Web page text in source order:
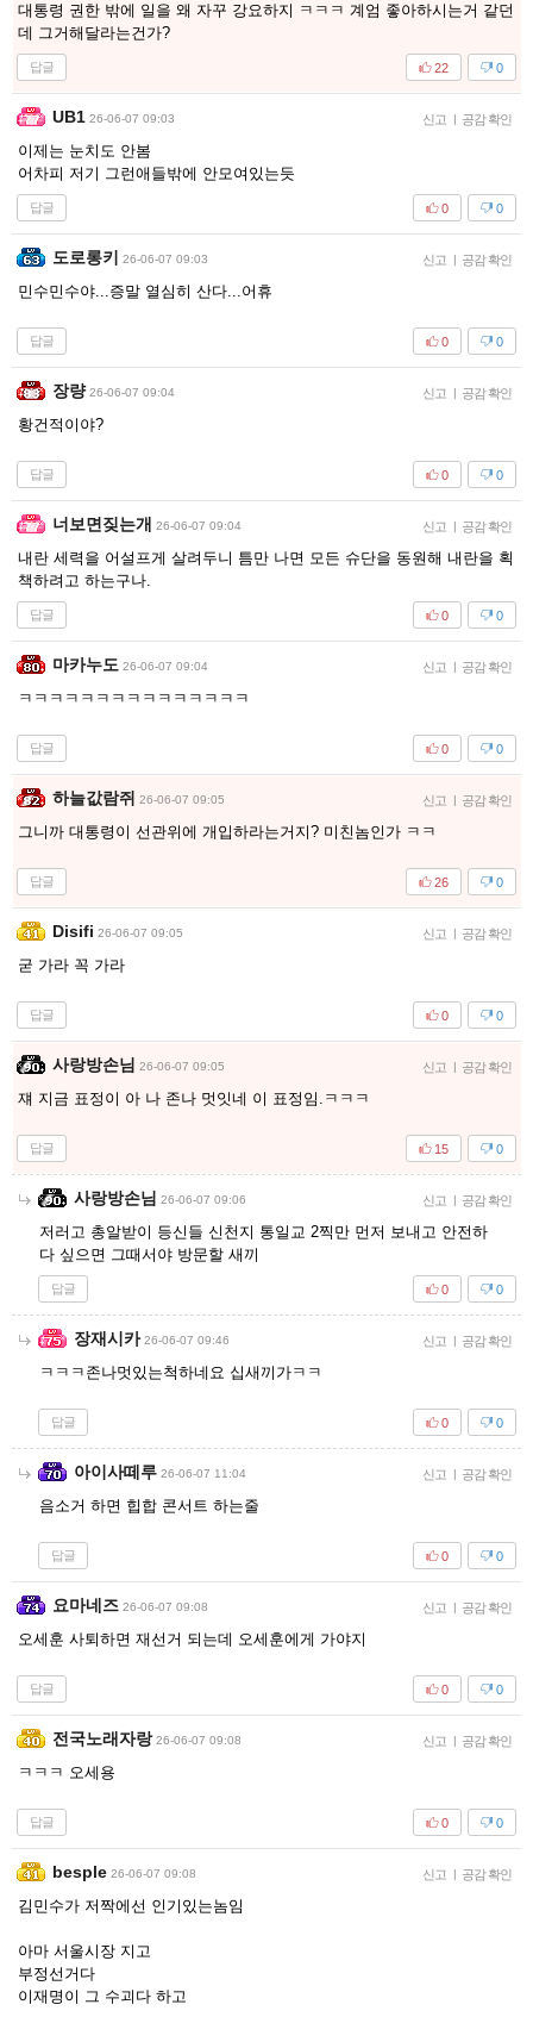
대통령 권한 밖에 일을 왜 자꾸 강요하지 ㅋㅋㅋ 계엄 좋아하시는거 같던
데 그거해달라는건가?
답글 0
22
UB1 26-06-07 09:03 신고 | 공감 확인
이제는 눈치도 안봄
어차피 저기 그런애들밖에 안모여있는듯
답글 0
0
도로롱키 26-06-07 09:03 신고 | 공감 확인
민수민수야...증말 열심히 산다...어휴
답글 0
0
장량 26-06-07 09:04 신고 | 공감 확인
황건적이야?
답글 0
0
너보면짖는개 26-06-07 09:04 신고 | 공감 확인
내란 세력을 어설프게 살려두니 틈만 나면 모든 슈단을 동원해 내란을 획
책하려고 하는구나.
답글 0
0
마카누도 26-06-07 09:04 신고 | 공감 확인
ㅋㅋㅋㅋㅋㅋㅋㅋㅋㅋㅋㅋㅋㅋㅋ
답글 0
0
하늘값람쥐 26-06-07 09:05 신고 | 공감 확인
그니까 대통령이 선관위에 개입하라는거지? 미친놈인가 ㅋㅋ
답글 0
26
Disifi 26-06-07 09:05 신고 | 공감 확인
굳 가라 꼭 가라
답글 0
0
사랑방손님 26-06-07 09:05 신고 | 공감 확인
쟤 지금 표정이 아 나 존나 멋잇네 이 표정임.ㅋㅋㅋ
답글 0
15
사랑방손님 26-06-07 09:06 신고 | 공감 확인
저러고 총알받이 등신들 신천지 통일교 2찍만 먼저 보내고 안전하
다 싶으면 그때서야 방문할 새끼
답글 0
0
장재시카 26-06-07 09:46 신고 | 공감 확인
ㅋㅋㅋ존나멋있는척하네요 십새끼가ㅋㅋ
답글 0
0
아이사떼루 26-06-07 11:04 신고 | 공감 확인
음소거 하면 힙합 콘서트 하는줄
답글 0
0
요마네즈 26-06-07 09:08 신고 | 공감 확인
오세훈 사퇴하면 재선거 되는데 오세훈에게 가야지
답글 0
0
전국노래자랑 26-06-07 09:08 신고 | 공감 확인
ㅋㅋㅋ 오세용
답글 0
0
besple 26-06-07 09:08 신고 | 공감 확인
김민수가 저짝에선 인기있는놈임
아마 서울시장 지고
부정선거다
이재명이 그 수괴다 하고